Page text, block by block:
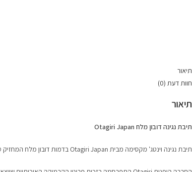
תיאור
חוות דעת (0)
תיאור
תיבת נגינה דובון מלח Otagiri Japan
תיבת נגינה וינטג' מקסימה מבית Otagiri Japan בדמות דובון מלח המחזיק סירת מפרש. הדובון יושב על בסיס קרמי המעוצב כסלע ים ומעניק לפריט מראה נוסטלגי וחמים.